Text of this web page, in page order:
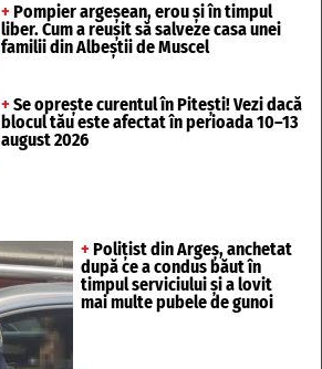
+ Pompier argeșean, erou și în timpul
liber. Cum a reușit să salveze casa unei
familii din Albeștii de Muscel
+ Se oprește curentul în Pitești! Vezi dacă
blocul tău este afectat în perioada 10–13
august 2026
+ Polițist din Argeș, anchetat
după ce a condus băut în
timpul serviciului și a lovit
mai multe pubele de gunoi